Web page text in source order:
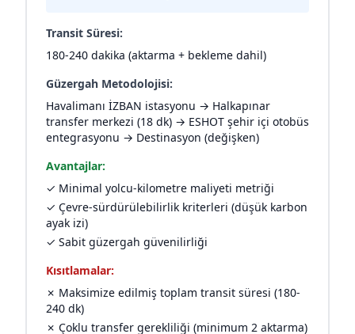
Transit Süresi:
180-240 dakika (aktarma + bekleme dahil)
Güzergah Metodolojisi:
Havalimanı İZBAN istasyonu → Halkapınar
transfer merkezi (18 dk) → ESHOT şehir içi otobüs
entegrasyonu → Destinasyon (değişken)
Avantajlar:
✓ Minimal yolcu-kilometre maliyeti metriği
✓ Çevre-sürdürülebilirlik kriterleri (düşük karbon
ayak izi)
✓ Sabit güzergah güvenilirliği
Kısıtlamalar:
✗ Maksimize edilmiş toplam transit süresi (180-
240 dk)
✗ Çoklu transfer gerekliliği (minimum 2 aktarma)